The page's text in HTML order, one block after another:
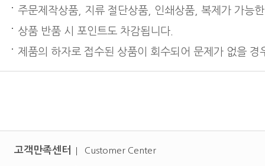
주문제작상품, 지류 절단상품, 인쇄상품, 복제가 가능
상품 반품 시 포인트도 차감됩니다.
제품의 하자로 접수된 상품이 회수되어 문제가 없을
고객만족센터 Customer Center